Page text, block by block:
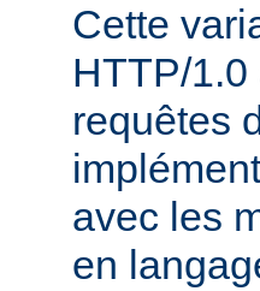
Cette
HTTP/
requêtes
avec les
en